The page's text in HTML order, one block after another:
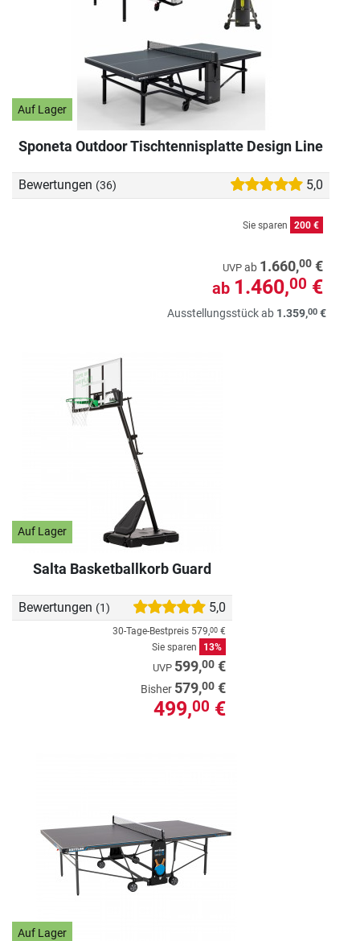
Auf Lager
Sponeta Outdoor Tischtennisplatte Design Line
Bewertungen (36) 5,0
Sie sparen 200 €
UVP ab 1.660,00 €
ab 1.460,00 €
Ausstellungsstück ab 1.359,00 €
Auf Lager
Salta Basketballkorb Guard
Bewertungen (1) 5,0
30-Tage-Bestpreis 579,00 €
Sie sparen
13%
UVP 599,00 €
Bisher 579,00 €
499,00 €
Auf Lager